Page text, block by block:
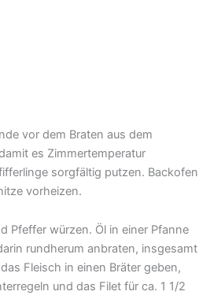
vor dem Braten aus dem
es Zimmertemperatur
sorgfältig putzen. Backofen
vorheizen.
Pfeffer würzen. Öl in einer Pfanne
rundherum anbraten, insgesamt
Fleisch in einen Bräter geben,
und das Filet für ca. 1 1/2